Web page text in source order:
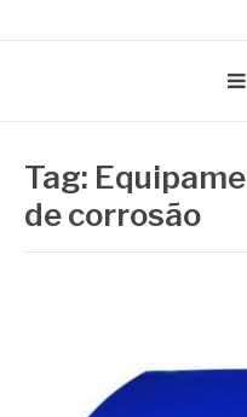
Tag:
de corrosão